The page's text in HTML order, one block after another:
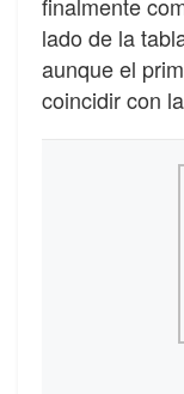
finalmente
lado de la
aunque el
coincidir con